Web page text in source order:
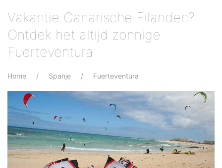
Vakantie Canarische Eilanden?
Ontdek het altijd zonnige
Fuerteventura
Home Spanje Fuerteventura